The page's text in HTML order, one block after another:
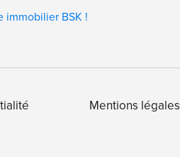
immobilier BSK !
Mentions légales